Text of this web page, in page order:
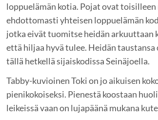
loppuelämän kotia. Pojat ovat
ehdottomasti yhteisen loppuelämän
jotka eivät tuomitse heidän arkuuttaan
että hiljaa hyvä tulee. Heidän
tällä hetkellä sijaiskodissa Seinäjoella.
Tabby-kuvioinen Toki on jo aikuisen
pienikokoiseksi. Pienestä koostaan
leikeissä vaan on lujapäänä mukana